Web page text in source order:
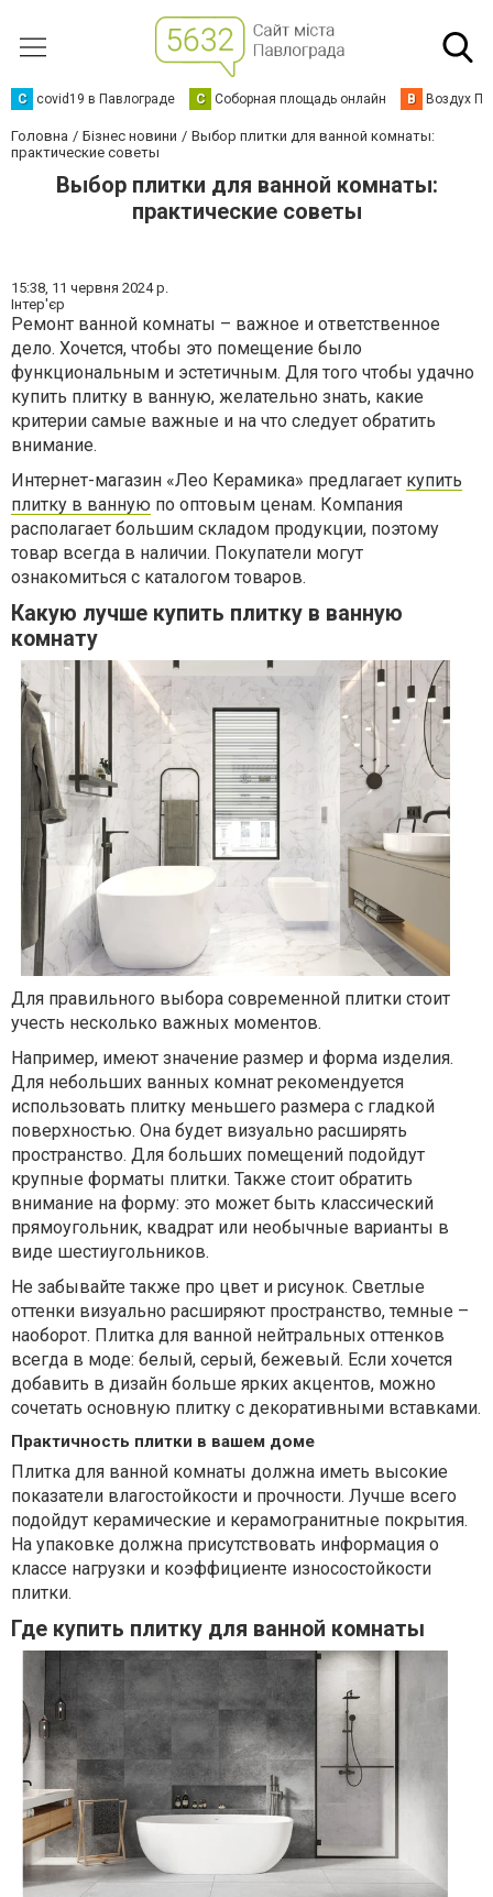
C covid19 в Павлограде С Соборная площадь онлайн В Воздух
Головна Бізнес новини
Выбор плитки для ванной комнаты:
практические советы
Выбор плитки для ванной комнаты:
практические советы
15:38, 11 червня 2024 р.
Інтер'єр
Ремонт ванной комнаты – важное и ответственное
дело. Хочется, чтобы это помещение было
функциональным и эстетичным. Для того чтобы удачно
купить плитку в ванную, желательно знать, какие
критерии самые важные и на что следует обратить
внимание.
Интернет-магазин «Лео Керамика» предлагает купить
плитку в ванную по оптовым ценам. Компания
располагает большим складом продукции, поэтому
товар всегда в наличии. Покупатели могут
ознакомиться с каталогом товаров.
Какую лучше купить плитку в ванную
комнату
Для правильного выбора современной плитки стоит
учесть несколько важных моментов.
Например, имеют значение размер и форма изделия.
Для небольших ванных комнат рекомендуется
использовать плитку меньшего размера с гладкой
поверхностью. Она будет визуально расширять
пространство. Для больших помещений подойдут
крупные форматы плитки. Также стоит обратить
внимание на форму: это может быть классический
прямоугольник, квадрат или необычные варианты в
виде шестиугольников.
Не забывайте также про цвет и рисунок. Светлые
оттенки визуально расширяют пространство, темные –
наоборот. Плитка для ванной нейтральных оттенков
всегда в моде: белый, серый, бежевый. Если хочется
добавить в дизайн больше ярких акцентов, можно
сочетать основную плитку с декоративными вставками.
Практичность плитки в вашем доме
Плитка для ванной комнаты должна иметь высокие
показатели влагостойкости и прочности. Лучше всего
подойдут керамические и керамогранитные покрытия.
На упаковке должна присутствовать информация о
классе нагрузки и коэффициенте износостойкости
плитки.
Где купить плитку для ванной комнаты